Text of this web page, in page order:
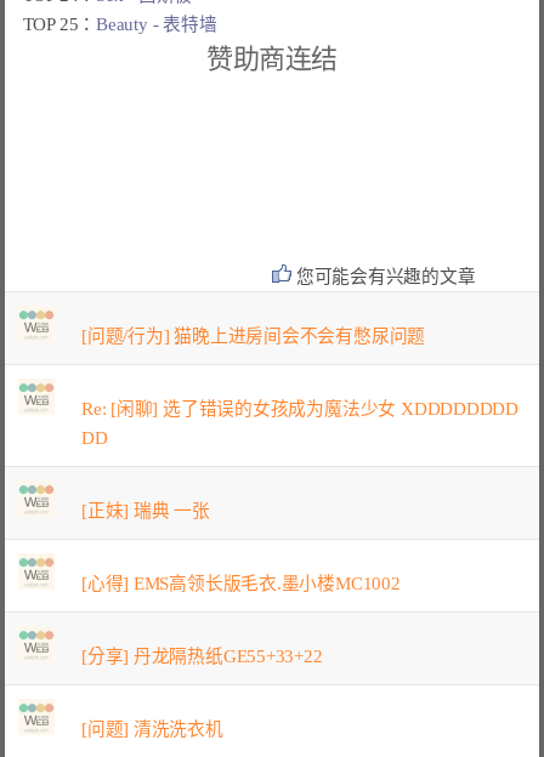
TOP 25：Beauty - 表特墙
赞助商连结
您可能会有兴趣的文章
[问题/行为] 猫晚上进房间会不会有憋尿问题
Re: [闲聊] 选了错误的女孩成为魔法少女 XDDDDDDDD
DD
[正妹] 瑞典 一张
[心得] EMS高领长版毛衣.墨小楼MC1002
[分享] 丹龙隔热纸GE55+33+22
[问题] 清洗洗衣机